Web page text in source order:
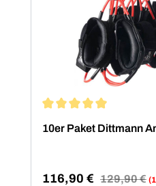
10er Paket Dittmann
116,90 € Regulärer
129,90 €